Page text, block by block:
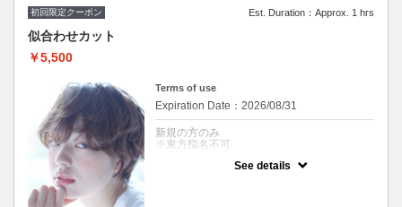
初回限定クーポン Est. Duration：Approx. 1 hrs
似合わせカット
￥5,500
Terms of use
Expiration Date：2026/08/31
新規の方のみ
※東方指名不可
See details